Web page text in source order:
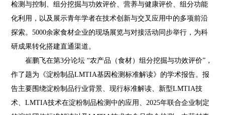
检测与控制、组分挖掘与功效评价、营养与健康评价、组分功能
化利用，以及展示青年学者在技术创新与交叉应用中的多项前沿
探索。5000余家食材企业的现场展览与对接活动同步举行，为科
研成果转化搭建直通渠道。
崔鹏飞在第3分论坛 “农产品（食材）组分挖掘与功效评价”，
作了题为《淀粉制品LMTIA基因检测标准解读》的学术报告。报
告主要围绕淀粉制品行业背景、现行标准解读、新型LMTIA技
术、LMTIA技术在淀粉制品检测中的应用、2025年联合企业制定